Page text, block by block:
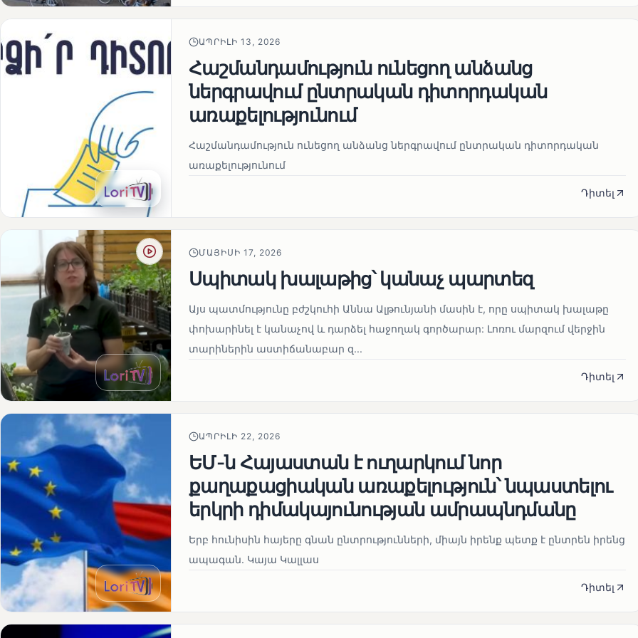
ԱՊՐԻԼԻ 13, 2026
Հաշմանդամություն ունեցող անձանց
ներգրավում ընտրական դիտորդական
առաքելությունում
Հաշմանդամություն ունեցող անձանց ներգրավում ընտրական դիտորդական
առաքելությունում
Դիտել
ՄԱՅԻՍԻ 17, 2026
Սպիտակ խալաթից՝ կանաչ պարտեզ
Այս պատմությունը բժշկուհի Աննա Ալթունյանի մասին է, որը սպիտակ խալաթը
փոխարինել է կանաչով և դարձել հաջողակ գործարար: Լոռու մարզում վերջին
տարիներին աստիճանաբար զ...
Դիտել
ԱՊՐԻԼԻ 22, 2026
ԵՄ-ն Հայաստան է ուղարկում նոր
քաղաքացիական առաքելություն՝ նպաստելու
երկրի դիմակայունության ամրապնդմանը
Երբ հունիսին հայերը գնան ընտրությունների, միայն իրենք պետք է ընտրեն իրենց
ապագան. Կայա Կալլաս
Դիտել